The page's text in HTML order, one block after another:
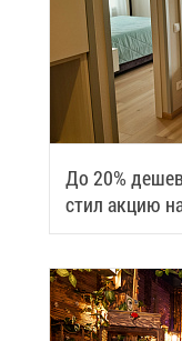
До 20%
стил ак­цию